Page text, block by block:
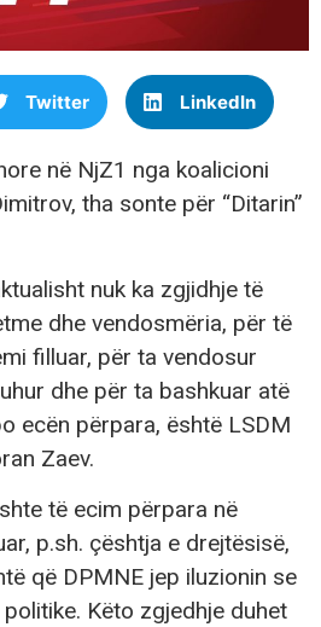
Twitter LinkedIn
në NjZ1 nga koalicioni
tha sonte për “Ditarin”
nuk ka zgjidhje të
dhe vendosmëria, për të
filluar, për ta vendosur
dhe për ta bashkuar atë
ecën përpara, është LSDM
Zaev.
të ecim përpara në
p.sh. çështja e drejtësisë,
që DPMNE jep iluzionin se
Këto zgjedhje duhet